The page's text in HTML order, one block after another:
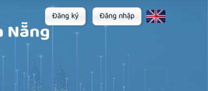
Đăng ký Đăng nhập